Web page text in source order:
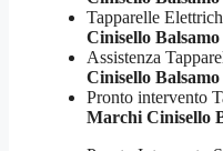
Tapparelle
Cinisello Balsamo
Assistenza
Cinisello Balsamo
Pronto intervento
Marchi Cinisello